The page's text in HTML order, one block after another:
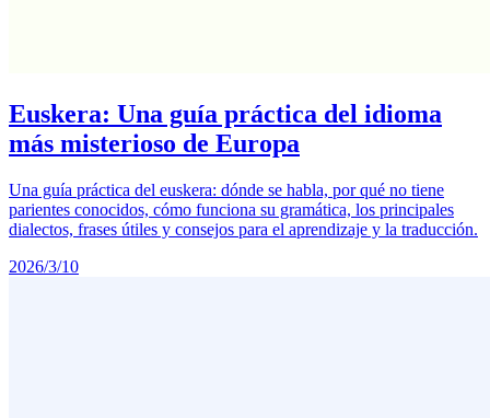
Euskera: Una guía práctica del idioma
más misterioso de Europa
Una guía práctica del euskera: dónde se habla, por qué no tiene
parientes conocidos, cómo funciona su gramática, los principales
dialectos, frases útiles y consejos para el aprendizaje y la traducción.
2026/3/10